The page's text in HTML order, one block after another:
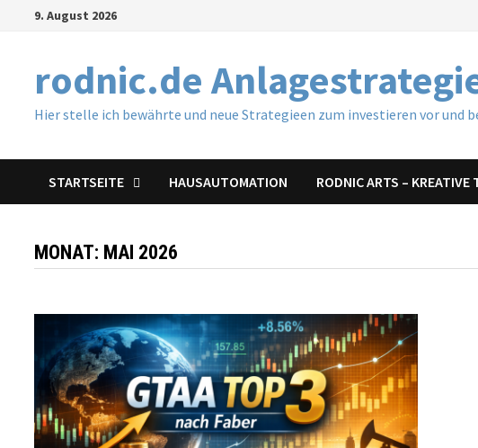
9. August 2026
rodnic.de
Hier stelle ich bewährte und neue Strategieen zum investieren vor und
STARTSEITE HAUSAUTOMATION RODNIC ARTS –
MONAT: MAI 2026